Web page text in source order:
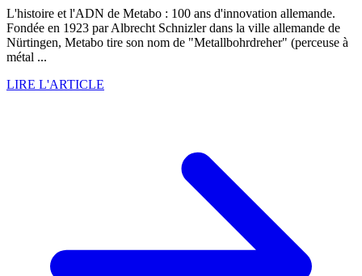
L'histoire et l'ADN de Metabo : 100 ans d'innovation allemande.
Fondée en 1923 par Albrecht Schnizler dans la ville allemande de
Nürtingen, Metabo tire son nom de "Metallbohrdreher" (perceuse à
métal ...
LIRE L'ARTICLE